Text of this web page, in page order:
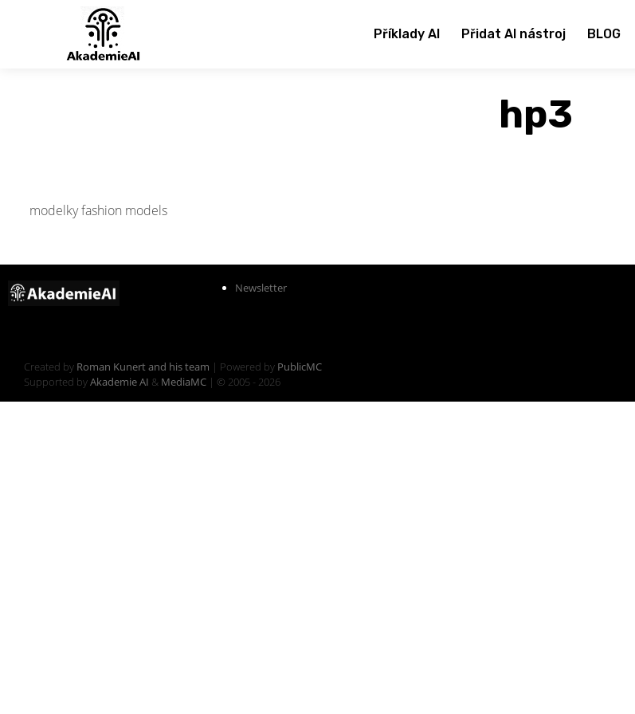
Příklady AI Přidat AI nástroj BLOG
hp3
modelkyfashion models
Newsletter
Created by Roman Kunert and his team | Powered by PublicMC
Supported byAkademie AI & MediaMC | © 2005 - 2026